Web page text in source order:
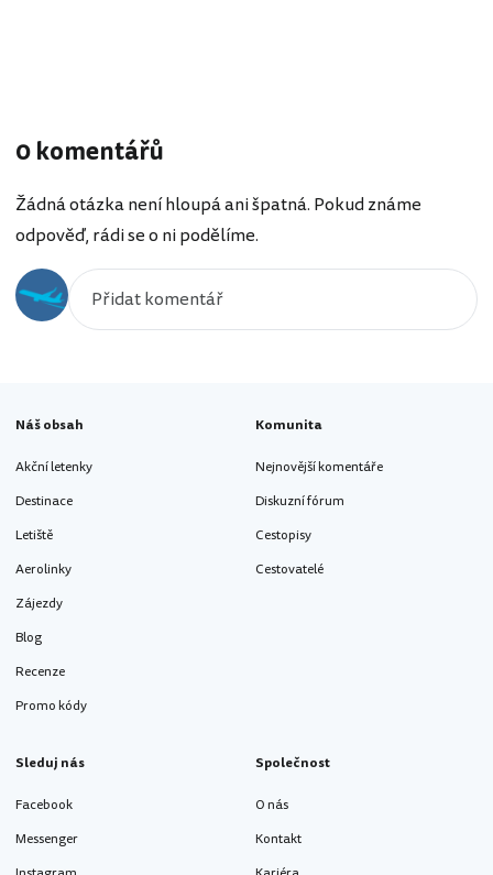
0 komentářů
Žádná otázka není hloupá ani špatná. Pokud známe
odpověď, rádi se o ni podělíme.
Náš obsah
Akční letenky
Destinace
Letiště
Aerolinky
Zájezdy
Blog
Recenze
Promo kódy
Komunita
Nejnovější komentáře
Diskuzní fórum
Cestopisy
Cestovatelé
Sleduj nás
Facebook
Messenger
Společnost
O nás
Kontakt